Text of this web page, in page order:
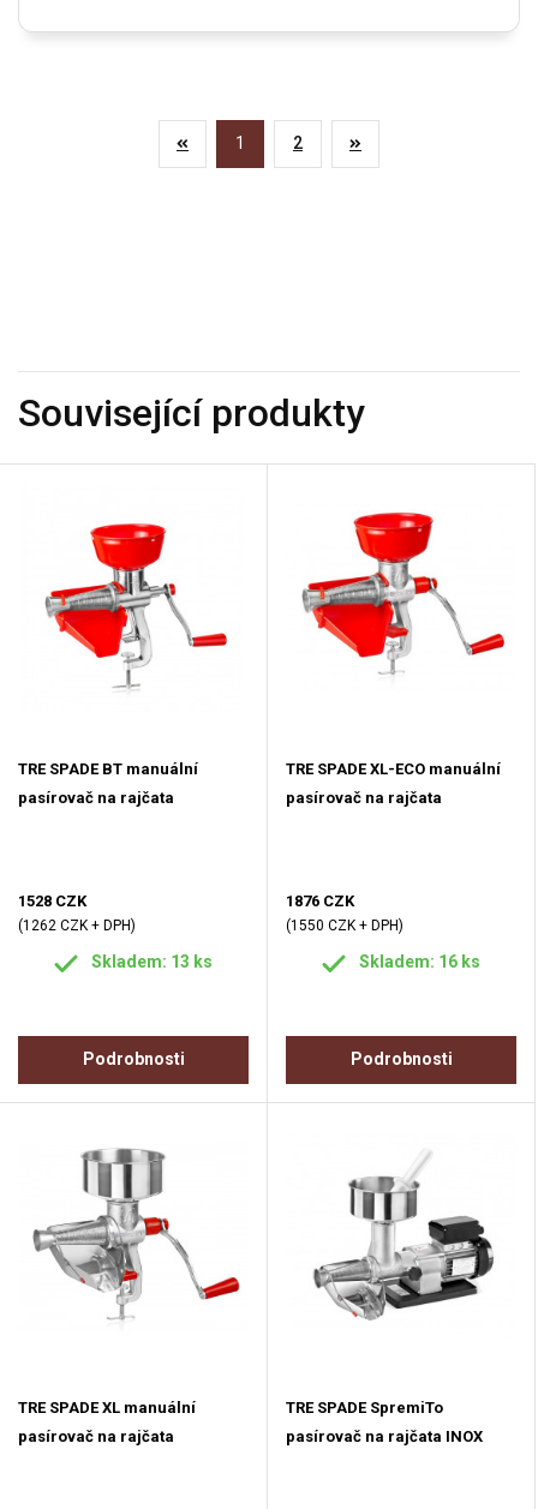
1 2
Související produkty
TRE SPADE BT manuální
pasírovač na rajčata
1528 CZK
(1262 CZK + DPH)
Skladem: 13 ks
Podrobnosti
TRE SPADE XL-ECO manuální
pasírovač na rajčata
1876 CZK
(1550 CZK + DPH)
Skladem: 16 ks
Podrobnosti
TRE SPADE XL manuální
pasírovač na rajčata
TRE SPADE SpremiTo
pasírovač na rajčata INOX